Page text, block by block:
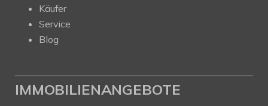
Käufer
Service
Blog
IMMOBILIENANGEBOTE